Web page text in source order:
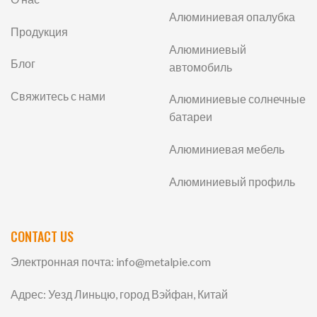
Продукция
Блог
Свяжитесь с нами
Алюминиевая опалубка
Алюминиевый
автомобиль
Алюминиевые солнечные
батареи
Алюминиевая мебель
Алюминиевый профиль
CONTACT US
Электронная почта: info@metalpie.com
Адрес: Уезд Линьцю, город Вэйфан, Китай